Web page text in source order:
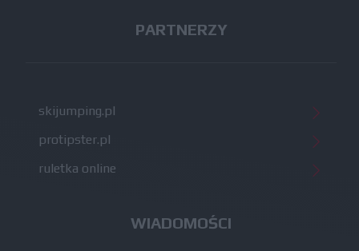
PARTNERZY
skijumping.pl
protipster.pl
ruletka online
WIADOMOŚCI